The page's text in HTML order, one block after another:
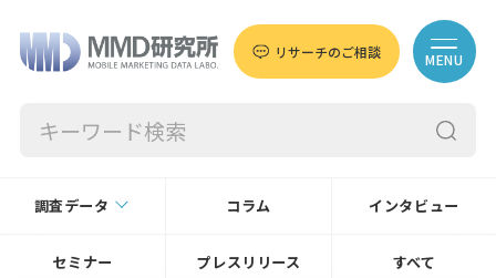
リサーチのご相談 MENU
調査データ コラム インタビュー
セミナー プレスリリース すべて